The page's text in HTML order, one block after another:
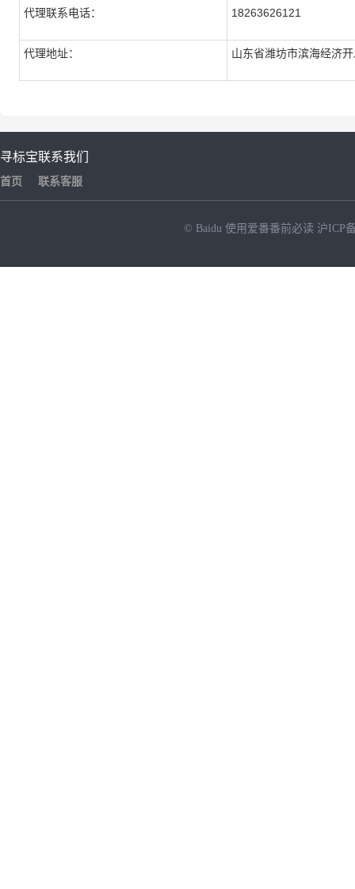
代理联系电话： 18263626121
代理地址： 山东省潍坊市滨海经济
寻标宝
首页
联系我们
联系客服
© Baidu 使用爱番番前必读 沪ICP